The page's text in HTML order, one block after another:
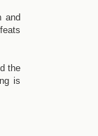
and
the
is